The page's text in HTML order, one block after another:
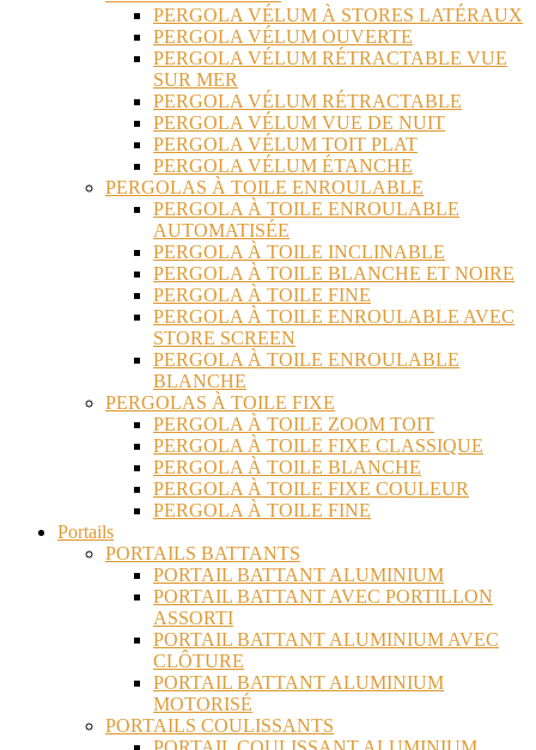
PERGOLA VÉLUM À STORES LATÉRAUX
PERGOLA VÉLUM OUVERTE
PERGOLA VÉLUM RÉTRACTABLE VUE
SUR MER
PERGOLA VÉLUM RÉTRACTABLE
PERGOLA VÉLUM VUE DE NUIT
PERGOLA VÉLUM TOIT PLAT
PERGOLA VÉLUM ÉTANCHE
PERGOLAS À TOILE ENROULABLE
PERGOLA À TOILE ENROULABLE
AUTOMATISÉE
PERGOLA À TOILE INCLINABLE
PERGOLA À TOILE BLANCHE ET NOIRE
PERGOLA À TOILE FINE
PERGOLA À TOILE ENROULABLE AVEC
STORE SCREEN
PERGOLA À TOILE ENROULABLE
BLANCHE
PERGOLAS À TOILE FIXE
PERGOLA À TOILE ZOOM TOIT
PERGOLA À TOILE FIXE CLASSIQUE
PERGOLA À TOILE BLANCHE
PERGOLA À TOILE FIXE COULEUR
PERGOLA À TOILE FINE
Portails
PORTAILS BATTANTS
PORTAIL BATTANT ALUMINIUM
PORTAIL BATTANT AVEC PORTILLON
ASSORTI
PORTAIL BATTANT ALUMINIUM AVEC
CLÔTURE
PORTAIL BATTANT ALUMINIUM
MOTORISÉ
PORTAILS COULISSANTS